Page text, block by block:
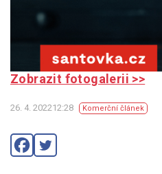
Zobrazit fotogalerii >>
26. 4. 202212:28 Komerční článek